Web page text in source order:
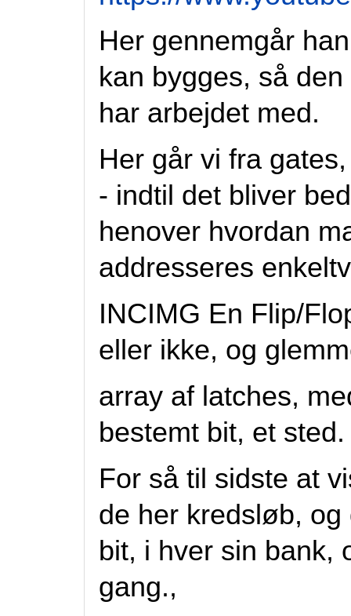
Her gennemgår
kan bygges, så
har arbejdet med.
Her går vi fra
- indtil det bliver
henover hvordan
addresseres
INCIMG En Flip/
eller ikke, og
array af latches,
bestemt bit, et sted.
For så til sidste at
de her kredsløb,
bit, i hver sin bank,
gang.,